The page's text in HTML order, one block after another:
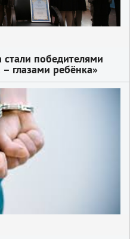
стали победителями
глазами ребёнка»